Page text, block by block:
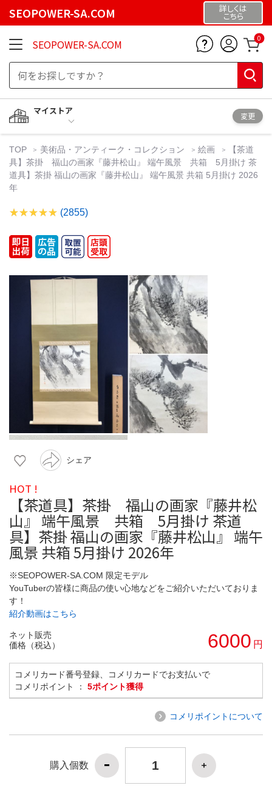
SEOPOWER-SA.COM 詳しくは
こちら
SEOPOWER-SA.COM 0
マイストア
変更
TOP 美術品・アンティーク・コレクション 絵画
【茶道
具】茶掛 福山の画家『藤井松山』 端午風景 共箱 5月掛け 茶
道具】茶掛 福山の画家『藤井松山』 端午風景 共箱 5月掛け 2026
年
(2855)
シェア
HOT !
【茶道具】茶掛 福山の画家『藤井松
山』 端午風景 共箱 5月掛け 茶道
具】茶掛 福山の画家『藤井松山』 端午
風景 共箱 5月掛け 2026年
※SEOPOWER-SA.COM 限定モデル
YouTuberの皆様に商品の使い心地などをご紹介いただいておりま
す！
紹介動画はこちら
ネット販売
価格（税込）
6000 円
コメリカード番号登録、コメリカードでお支払いで
コメリポイント ： 5ポイント獲得
コメリポイントについて
購入個数